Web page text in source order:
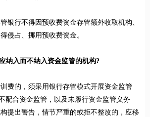
行不得因预收费资金存管额外收取机构、
侵占、挪用预收费资金。
纳入而不纳入资金监管的机构?
的，须采用银行存管模式开展资金监管
配合资金监管，以及未履行资金监管义务
提出警告，情节严重的或拒不整改的，应移